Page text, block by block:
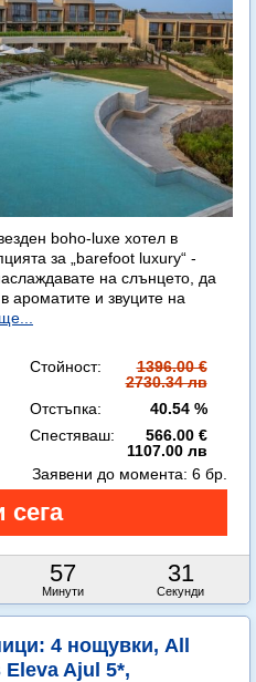
boho-luxe хотел в
за „barefoot luxury“ -
на слънцето, да
ароматите и звуците на
Стойност:
1396.00 €
2730.34 лв
Отстъпка:
40.54 %
Спестяваш:
566.00 €
1107.00 лв
57
Минути
30
Секунди
Заявени до момента: 6 бр.
4 нощувки, All
Ajul 5*,